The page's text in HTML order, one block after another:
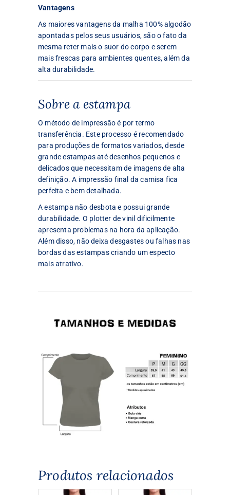
Vantagens
As maiores vantagens da malha 100% algodão
apontadas pelos seus usuários, são o fato da
mesma reter mais o suor do corpo e serem
mais frescas para ambientes quentes, além da
alta durabilidade.
Sobre a estampa
O método de impressão é por termo
transferência. Este processo é recomendado
para produções de formatos variados, desde
grande estampas até desenhos pequenos e
delicados que necessitam de imagens de alta
definição. A impressão final da camisa fica
perfeita e bem detalhada.
A estampa não desbota e possui grande
durabilidade. O plotter de vinil dificilmente
apresenta problemas na hora da aplicação.
Além disso, não deixa desgastes ou falhas nas
bordas das estampas criando um especto
mais atrativo.
Produtos relacionados